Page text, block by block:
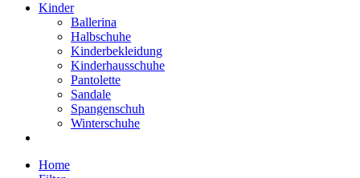
Kinder
Ballerina
Halbschuhe
Kinderbekleidung
Kinderhausschuhe
Pantolette
Sandale
Spangenschuh
Winterschuhe
Home